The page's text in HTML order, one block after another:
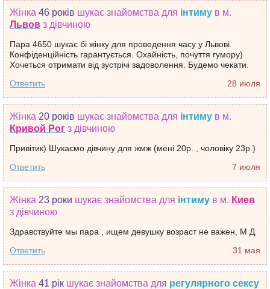
Жінка 46 років шукає знайомства для інтиму в м.
Львов з дівчиною
Пара 4650 шукає бі жінку для проведення часу у Львові.
Конфіденційність гарантується. Охайність, почуття гумору)
Хочеться отримати від зустрічі задоволення. Будемо чекати.
28 июля
Ответить
Жінка 20 років шукає знайомства для інтиму в м.
Кривой Рог з дівчиною
Привітик) Шукаємо дівчину для жмж (мені 20р. , чоловіку 23р.)
7 июля
Ответить
Жінка 23 роки шукає знайомства для інтиму в м. Киев
з дівчиною
Здравствуйте мы пара , ищем девушку возраст не важен, М Д
31 мая
Ответить
Жінка 41 рік шукає знайомства для регулярного сексу